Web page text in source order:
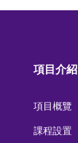
項目介紹
項目概覽
課程設置